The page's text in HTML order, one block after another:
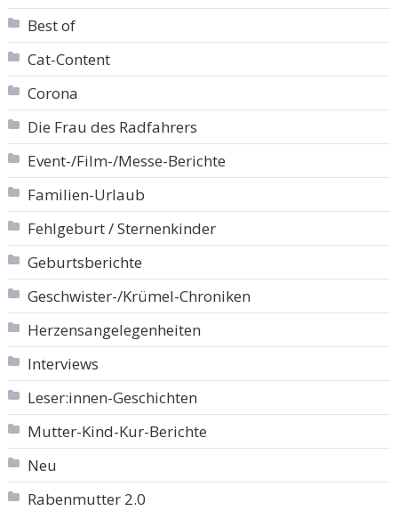
Best of
Cat-Content
Corona
Die Frau des Radfahrers
Event-/Film-/Messe-Berichte
Familien-Urlaub
Fehlgeburt / Sternenkinder
Geburtsberichte
Geschwister-/Krümel-Chroniken
Herzensangelegenheiten
Interviews
Leser:innen-Geschichten
Mutter-Kind-Kur-Berichte
Neu
Rabenmutter 2.0